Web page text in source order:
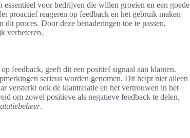
voor bedrijven die willen groeien en een goede
proactief reageren op feedback en het gebruik maken
proces. Door deze benaderingen toe te passen,
verbeteren.
feedback, geeft dit een positief signaal aan klanten.
serieus worden genomen. Dit helpt niet alleen
versterkt ook de klantrelatie en het vertrouwen in het
om zowel positieve als negatieve feedback te delen,
.